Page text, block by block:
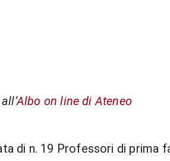
Albo on line di Ateneo
di n. 19 Professori di prima